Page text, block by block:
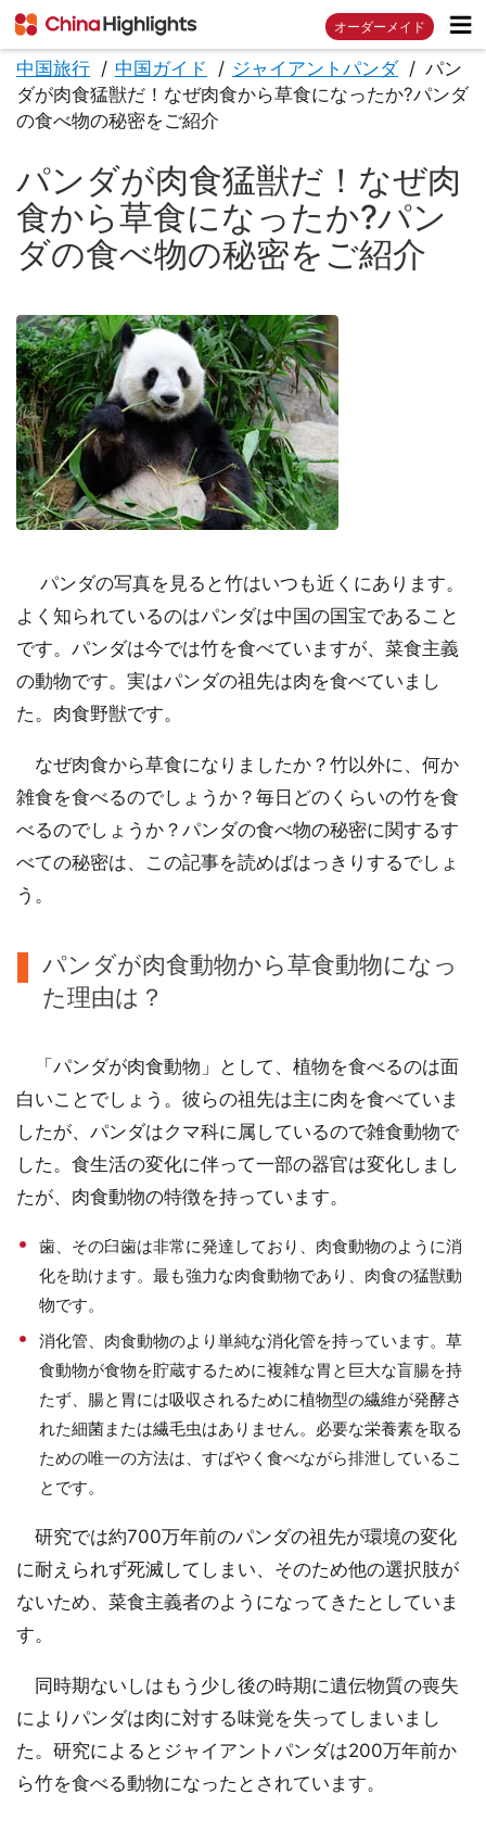
オーダーメイド
中国旅行 中国ガイド ジャイアントパンダ
パン
ダが肉食猛獣だ！なぜ肉食から草食になったか?パンダ
の食べ物の秘密をご紹介
パンダが肉食猛獣だ！なぜ肉
食から草食になったか?パン
ダの食べ物の秘密をご紹介
パンダの写真を見ると竹はいつも近くにあります。
よく知られているのはパンダは中国の国宝であること
です。パンダは今では竹を食べていますが、菜食主義
の動物です。実はパンダの祖先は肉を食べていまし
た。肉食野獣です。
なぜ肉食から草食になりましたか？竹以外に、何か
雑食を食べるのでしょうか？毎日どのくらいの竹を食
べるのでしょうか？パンダの食べ物の秘密に関するす
べての秘密は、この記事を読めばはっきりするでしょ
う。
パンダが肉食動物から草食動物になっ
た理由は？
「パンダが肉食動物」として、植物を食べるのは面
白いことでしょう。彼らの祖先は主に肉を食べていま
したが、パンダはクマ科に属しているので雑食動物で
した。食生活の変化に伴って一部の器官は変化しまし
たが、肉食動物の特徴を持っています。
歯、その臼歯は非常に発達しており、肉食動物のように消
化を助けます。最も強力な肉食動物であり、肉食の猛獣動
物です。
消化管、肉食動物のより単純な消化管を持っています。草
食動物が食物を貯蔵するために複雑な胃と巨大な盲腸を持
たず、腸と胃には吸収されるために植物型の繊維が発酵さ
れた細菌または繊毛虫はありません。必要な栄養素を取る
ための唯一の方法は、すばやく食べながら排泄しているこ
とです。
研究では約700万年前のパンダの祖先が環境の変化
に耐えられず死滅してしまい、そのため他の選択肢が
ないため、菜食主義者のようになってきたとしていま
す。
同時期ないしはもう少し後の時期に遺伝物質の喪失
によりパンダは肉に対する味覚を失ってしまいまし
た。研究によるとジャイアントパンダは200万年前か
ら竹を食べる動物になったとされています。